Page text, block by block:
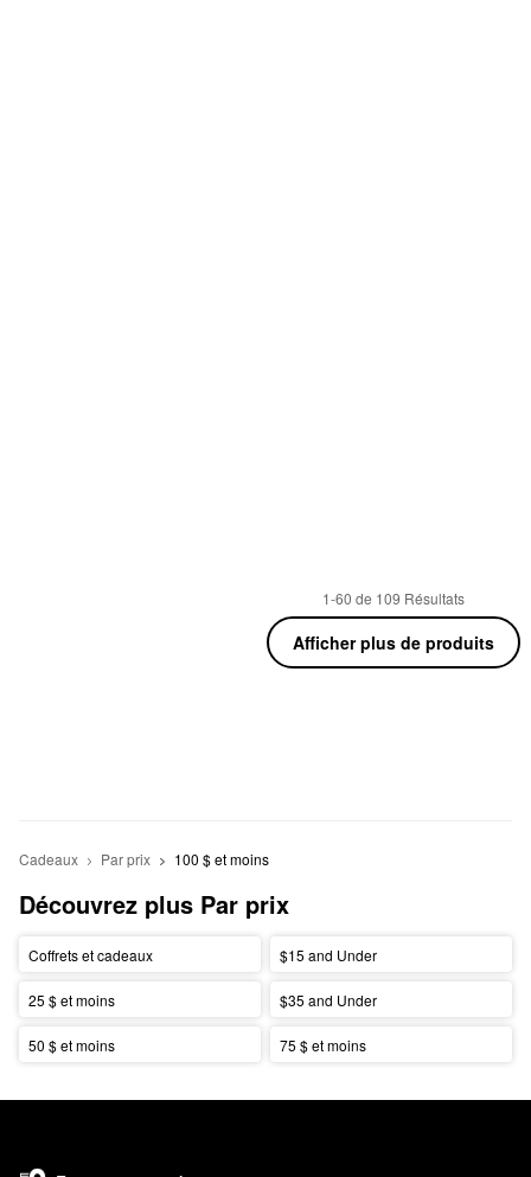
1-60 de 109 Résultats
Afficher plus de produits
Cadeaux Par prix 100 $ et moins
Découvrez plus Par prix
Coffrets et cadeaux $15 and Under
25 $ et moins $35 and Under
50 $ et moins 75 $ et moins